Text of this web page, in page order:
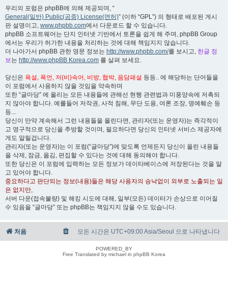
우리의 포럼은 phpBB에 의해 제공되며, “
General(일반) Public(공중) License(면허)” (이하 “GPL”) 의 형태로 배포된 게시
판 설명이고, www.phpbb.com에서 다운로드 할 수 있습니다.
phpBB 소프트웨어는 단지 인터넷 기반에서 토론을 쉽게 해 주며, phpBB Group
에서는 우리가 허가한 내용을 처리하는 것에 대해 책임지지 않습니다.
더 나아가서 phpBB 관한 영문 정보는 http://www.phpbb.com/를 보시고, 한글 정
보는 http://www.phpBB Korea.com 를 살펴 보세요.
당신은 욕설, 폭언, 저(비)속어, 비방, 협박, 음담패설 등등.. 에 해당하는 단어들을
이 포럼에서 사용하지 않을 것임을 약속하며
또한 “글마당” 에 올리는 모든 내용들에 관해선 현행 관련법과 미풍양속에 저촉되
지 않아야 합니다. 예를들어 저작권, 사적 침해, 무단 도용, 여론 조장, 명예훼손 등
등...
당신이 만약 계속해서 그런 내용들을 올린다면, 관리자(또는 운영자)는 즉각적이
고 영구적으로 당신을 추방할 것이며, 필요하다면 당신의 인터넷 서비스 제공자에
게도 알릴겁니다.
관리자(또는 운영자)는 이 포럼(“글마당”)에 맞도록 언제든지 당신이 올린 내용들
을 삭제, 잠금, 옮김, 편집할 수 있다는 것에 대해 동의해야 합니다.
또한 당신은 이 포럼에 입력하는 모든 정보가 데이타베이스에 저장된다는 것을 알
고 있어야 합니다.
중요하다고 판단되는 정보(내용)들은 해당 사용자의 승낙없이 외부로 노출되는 일
은 없지만,
서버 다운(접속불량) 및 해킹 시도에 대해, 일부(모든) 데이터가 손상으로 이어질
수 있음을 “글마당” 또는 phpBB는 책임지지 않을 수도 있습니다.
처음 모든 시간은 UTC+09:00 Asia/Seoul 으로 나타냅니다
POWERED_BY
Free Translated by michael in phpBB Korea